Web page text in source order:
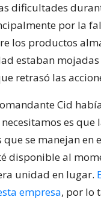
dificultades
por la
los productos
estaban mojadas
retrasó las
Cid
es
se manejan en
disponible al
unidad en lugar.
empresa, por lo